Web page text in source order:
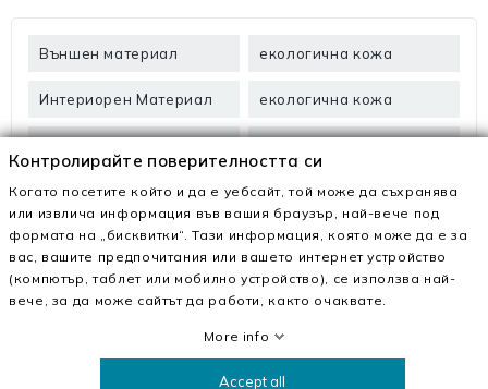
Външен материал екологична кожа
Интериорен Материал екологична кожа
подметката
Височина на
платформата
9 см
Контролирайте поверителността си
Когато посетите който и да е уебсайт, той може да съхранява
или извлича информация във вашия браузър, най-вече под
формата на „бисквитки“. Тази информация, която може да е за
вас, вашите предпочитания или вашето интернет устройство
(компютър, таблет или мобилно устройство), се използва най-
вече, за да може сайтът да работи, както очаквате.
More info
Accept all